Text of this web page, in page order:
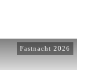
Fastnacht 2026